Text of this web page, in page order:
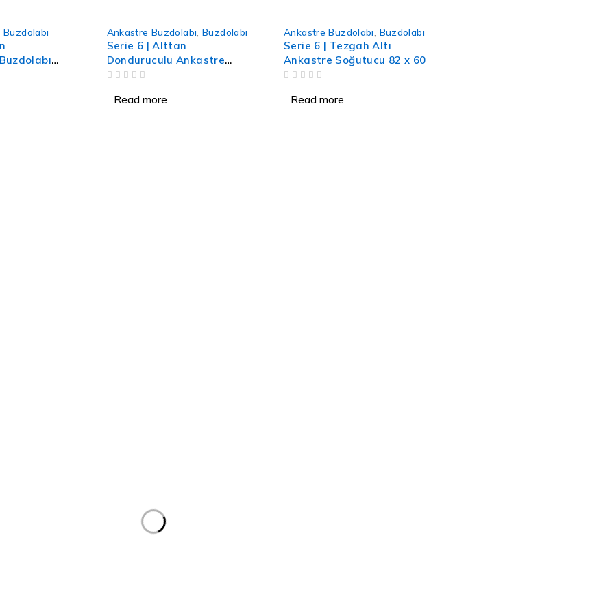
Buzdolabı Ankastre Buzdolabı Buzdolabı
Serie 6 | Alttan
Donduruculu Ankastre
Buzdolabı 193.5 x 70.8 cm
Read more
Ankastre Buzdolabı Buzdolabı
Serie 6 | Tezgah Altı
Ankastre Soğutucu 82 x 60
Read more